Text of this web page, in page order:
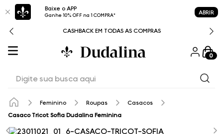
Baixe o APP
Ganhe 10% OFF na 1 COMPRA* ABRIR
CASHBACK EM TODAS AS COMPRAS
0
Feminino Roupas
Casacos
Casaco Tricot Sofia Dudalina Feminina